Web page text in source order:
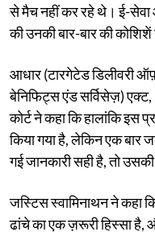
से मैच नहीं कर रहे थे। ई-
की उनकी बार-बार की
आधार (टारगेटेड डिलीवरी
बेनिफिट्स एंड सर्विसेज़)
कोर्ट ने कहा कि हालांकि इस
किया गया है, लेकिन एक बार
गई जानकारी सही है, तो उसकी
जस्टिस स्वामिनाथन ने कहा
ढांचे का एक ज़रूरी हिस्सा है,